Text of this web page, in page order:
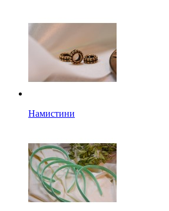
Намистини